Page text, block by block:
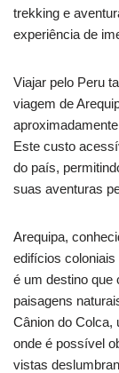
trekking e
experiência de
Viajar pelo Peru
viagem de
Este custo
do país,
suas aventuras
Arequipa,
edifícios
é um destino que
paisagens
Cânion do Colca,
onde é possível
vistas